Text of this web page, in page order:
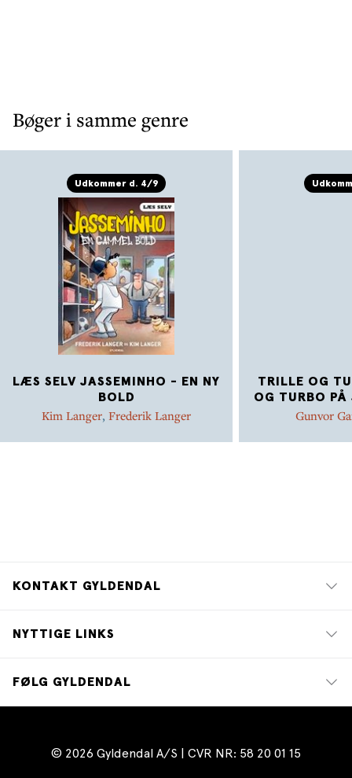
Bøger i samme genre
Udkommer d. 4/9
LÆS SELV JASSEMINHO - EN NY
BOLD
Kim Langer, Frederik Langer
TRILLE OG
OG TURBO PÅ
Gunvor
KONTAKT GYLDENDAL
NYTTIGE LINKS
FØLG GYLDENDAL
© 2026 Gyldendal A/S | CVR NR: 58 20 01 15